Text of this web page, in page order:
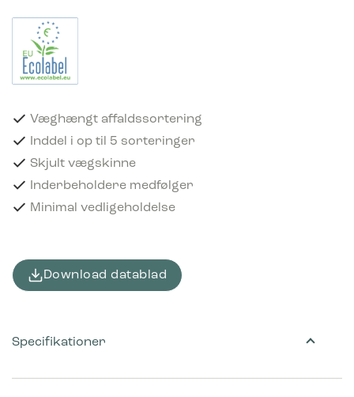
Væghængt affaldssortering
Inddel i op til 5 sorteringer
Skjult vægskinne
Inderbeholdere medfølger
Minimal vedligeholdelse
Download datablad
Specifikationer